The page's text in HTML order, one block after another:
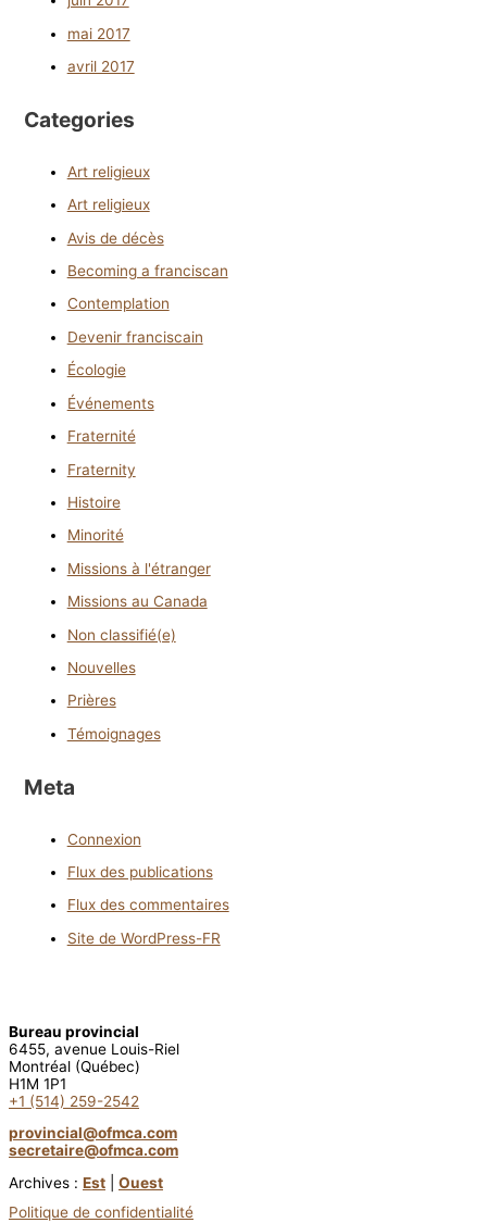
mai 2017
avril 2017
Categories
Art religieux
Art religieux
Avis de décès
Becoming a franciscan
Contemplation
Devenir franciscain
Écologie
Événements
Fraternité
Fraternity
Histoire
Minorité
Missions à l'étranger
Missions au Canada
Non classifié(e)
Nouvelles
Prières
Témoignages
Meta
Connexion
Flux des publications
Flux des commentaires
Site de WordPress-FR
Bureau provincial
6455, avenue Louis-Riel
Montréal (Québec)
H1M 1P1
+1 (514) 259-2542
provincial@ofmca.com
secretaire@ofmca.com
Archives : Est
Ouest
Politique de confidentialité